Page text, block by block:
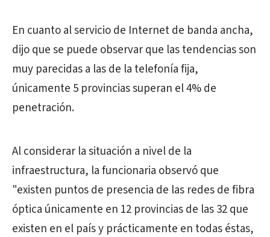
En cuanto al servicio de Internet de banda ancha,
dijo que se puede observar que las tendencias son
muy parecidas a las de la telefonía fija,
únicamente 5 provincias superan el 4% de
penetración.
Al considerar la situación a nivel de la
infraestructura, la funcionaria observó que
"existen puntos de presencia de las redes de fibra
óptica únicamente en 12 provincias de las 32 que
existen en el país y prácticamente en todas éstas,